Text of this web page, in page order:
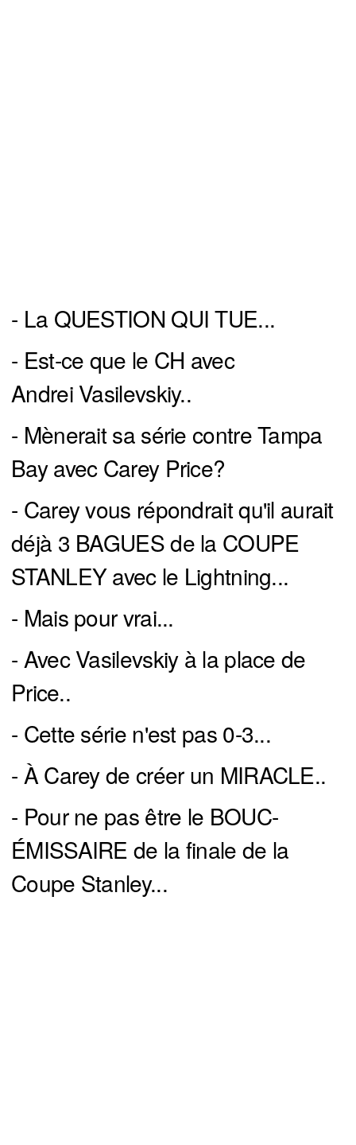
- La QUESTION QUI TUE...
- Est-ce que le CH avec
Andrei Vasilevskiy..
- Mènerait sa série contre Tampa
Bay avec Carey Price?
- Carey vous répondrait qu'il aurait
déjà 3 BAGUES de la COUPE
STANLEY avec le Lightning...
- Mais pour vrai...
- Avec Vasilevskiy à la place de
Price..
- Cette série n'est pas 0-3...
- À Carey de créer un MIRACLE..
- Pour ne pas être le BOUC-
ÉMISSAIRE de la finale de la
Coupe Stanley...